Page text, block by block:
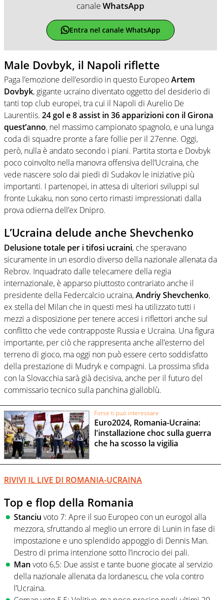
canaleWhatsApp
Entra nel canale WhatsApp
Male Dovbyk, il Napoli riflette
Paga l’emozione dell’esordio in questo EuropeoArtem
Dovbyk, gigante ucraino diventato oggetto del desiderio di
tanti top club europei, tra cui il Napoli di Aurelio De
Laurentiis. 24 gol e 8 assist in 36 apparizioni con il Girona
quest’anno, nel massimo campionato spagnolo, e una lunga
coda di squadre pronte a fare follie per il 27enne. Oggi,
però, nulla è andato secondo i piani. Partita storta e Dovbyk
poco coinvolto nella manovra offensiva dell’Ucraina, che
vede nascere solo dai piedi di Sudakov le iniziative più
importanti. I partenopei, in attesa di ulteriori sviluppi sul
fronte Lukaku, non sono certo rimasti impressionati dalla
prova odierna dell’ex Dnipro.
L’Ucraina delude anche Shevchenko
Delusione totale per i tifosi ucraini, che speravano
sicuramente in un esordio diverso della nazionale allenata da
Rebrov. Inquadrato dalle telecamere della regia
internazionale, è apparso piuttosto contrariato anche il
presidente della Federcalcio ucraina,Andriy Shevchenko,
ex stella del Milan che in questi mesi ha utilizzato tutti i
mezzi a disposizione per tenere accesi i riflettori anche sul
conflitto che vede contrapposte Russia e Ucraina. Una figura
importante, per ciò che rappresenta anche all’esterno del
terreno di gioco, ma oggi non può essere certo soddisfatto
della prestazione di Mudryk e compagni. La prossima sfida
con la Slovacchia sarà già decisiva, anche per il futuro del
commissario tecnico sulla panchina gialloblù.
Forse ti può interessare
Euro2024, Romania-Ucraina:
l'installazione choc sulla guerra
che ha scosso la vigilia
RIVIVI IL LIVE DI ROMANIA-UCRAINA
Top e flop della Romania
Stanciu voto 7: Apre il suo Europeo con un eurogol alla
mezzora, sfruttando al meglio un errore di Lunin in fase di
impostazione e uno splendido appoggio di Dennis Man.
Destro di prima intenzione sotto l’incrocio dei pali.
Man voto 6,5: Due assist e tante buone giocate al servizio
della nazionale allenata da Iordanescu, che vola contro
l’Ucraina.